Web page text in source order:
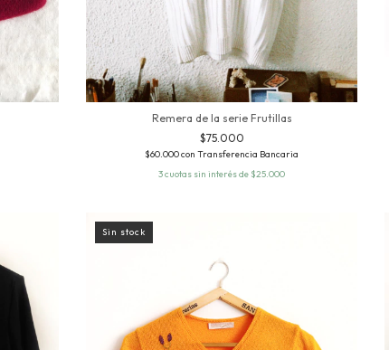
Remera de la serie Frutillas
$75.000
$60.000con Transferencia Bancaria
3cuotas sin interés de $25.000
Sin stock